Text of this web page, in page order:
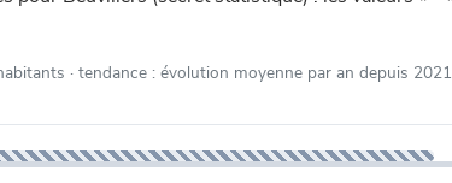
· tendance : évolution moyenne par an depuis 2021